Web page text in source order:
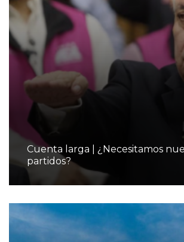
Cuenta larga | ¿Necesitamos
partidos?